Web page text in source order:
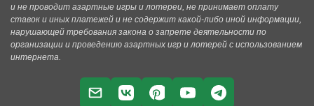
и не проводит азартные игры и лотереи, не принимает оплату
ставок и иных платежей и не содержит какой-либо иной информации,
нарушающей требования закона о запрете деятельности по
организации и проведению азартных игр и лотерей с использованием
интернета.